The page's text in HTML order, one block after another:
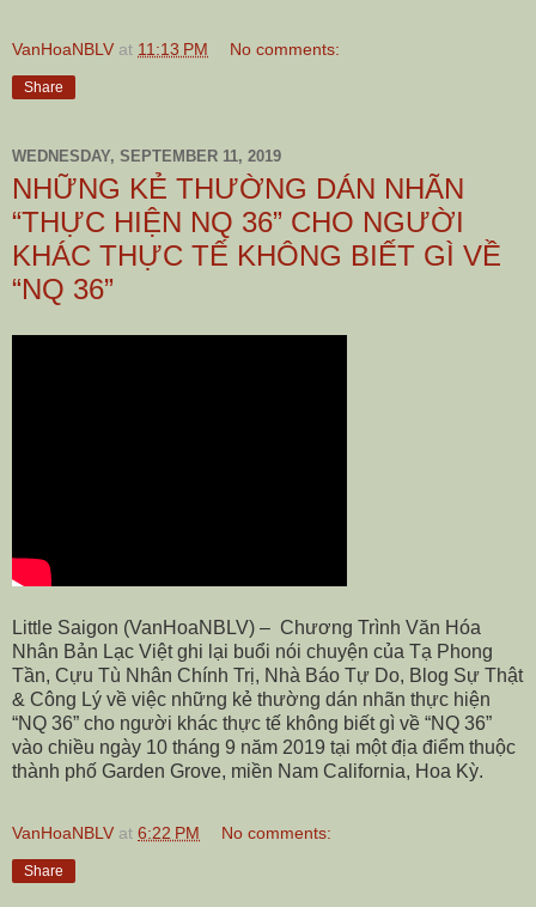
VanHoaNBLV at 11:13 PM No comments:
Share
WEDNESDAY, SEPTEMBER 11, 2019
NHỮNG KẺ THƯỜNG DÁN NHÃN
“THỰC HIỆN NQ 36” CHO NGƯỜI
KHÁC THỰC TẾ KHÔNG BIẾT GÌ VỀ
“NQ 36”
Little Saigon (VanHoaNBLV) – Chương Trình Văn Hóa
Nhân Bản Lạc Việt ghi lại buổi nói chuyện của Tạ Phong
Tần, Cựu Tù Nhân Chính Trị, Nhà Báo Tự Do, Blog Sự Thật
& Công Lý về việc những kẻ thường dán nhãn thực hiện
“NQ 36” cho người khác thực tế không biết gì về “NQ 36”
vào chiều ngày 10 tháng 9 năm 2019 tại một địa điểm thuộc
thành phố Garden Grove, miền Nam California, Hoa Kỳ.
VanHoaNBLV at 6:22 PM No comments:
Share